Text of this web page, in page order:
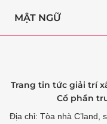
MẬT NGỮ
Trang tin tức giải trí
Cổ phần
Địa chỉ: Tòa nhà C’land,